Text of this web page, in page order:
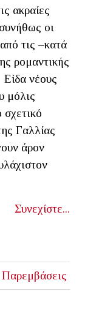
ακραίες
οι
τις –κατά
ρομαντικής
νέους
μόλις
Γαλλίας
άρον
Συνεχίστε...
Παρεμβάσεις